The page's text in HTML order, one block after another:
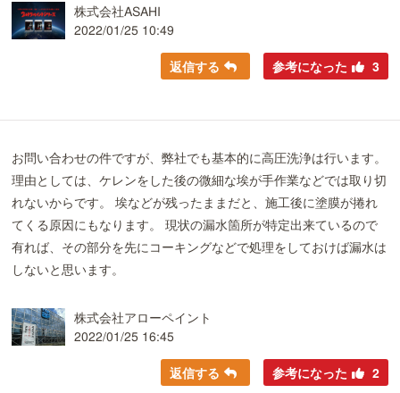
株式会社ASAHI
2022/01/25 10:49
返信する 参考になった 3
お問い合わせの件ですが、弊社でも基本的に高圧洗浄は行います。
理由としては、ケレンをした後の微細な埃が手作業などでは取り切
れないからです。 埃などが残ったままだと、施工後に塗膜が捲れ
てくる原因にもなります。 現状の漏水箇所が特定出来ているので
有れば、その部分を先にコーキングなどで処理をしておけば漏水は
しないと思います。
株式会社アローペイント
2022/01/25 16:45
返信する 参考になった 2